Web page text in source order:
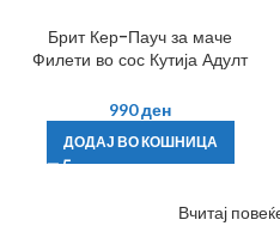
Брит Кер-Пауч за маче
Филети во сос Кутија Адулт
990ден
ДОДАЈ ВО КОШНИЦА
Вчитај